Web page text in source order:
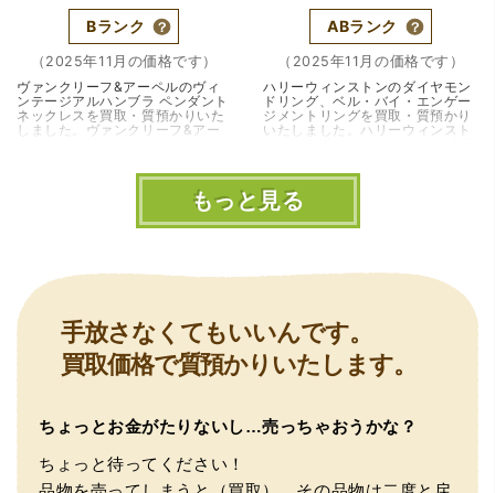
Bランク
（2025年11月の価格です）
ヴァンクリーフ&アーペルのヴィ
ンテージアルハンブラ ペンダント
ネックレスを買取・質預かりいた
しました。ヴァンクリーフ&アー
世界屈指のハイジ…（大阪・豊中
ABランク
（2025年11月の価格です）
ハリーウィンストンのダイヤモン
ドリング、ベル・バイ・エンゲー
ジメントリングを買取・質預かり
いたしました。ハリーウィンスト
エリーメゾンで…（兵庫・宝塚・
逆瀬川）
もっと見る
手放さなくてもいいんです。
買取価格で質預かりいたします。
ちょっとお金がたりないし…売っちゃおうかな？
ちょっと待ってください！